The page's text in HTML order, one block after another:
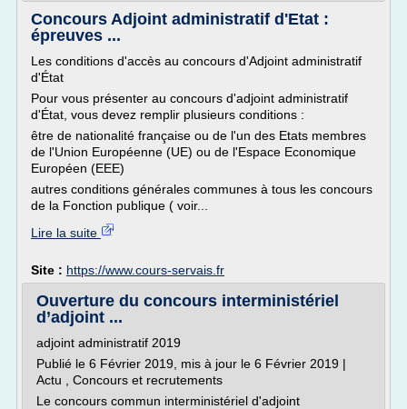
Concours Adjoint administratif d'Etat :
épreuves ...
Les conditions d'accès au concours d'Adjoint administratif
d'État
Pour vous présenter au concours d'adjoint administratif
d'État, vous devez remplir plusieurs conditions :
être de nationalité française ou de l'un des Etats membres
de l'Union Européenne (UE) ou de l'Espace Economique
Européen (EEE)
autres conditions générales communes à tous les concours
de la Fonction publique ( voir...
Lire la suite
Site : https://www.cours-servais.fr
Ouverture du concours interministériel
d’adjoint ...
adjoint administratif 2019
Publié le 6 Février 2019, mis à jour le 6 Février 2019 |
Actu , Concours et recrutements
Le concours commun interministériel d'adjoint